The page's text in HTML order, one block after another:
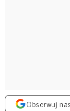
Obserwuj